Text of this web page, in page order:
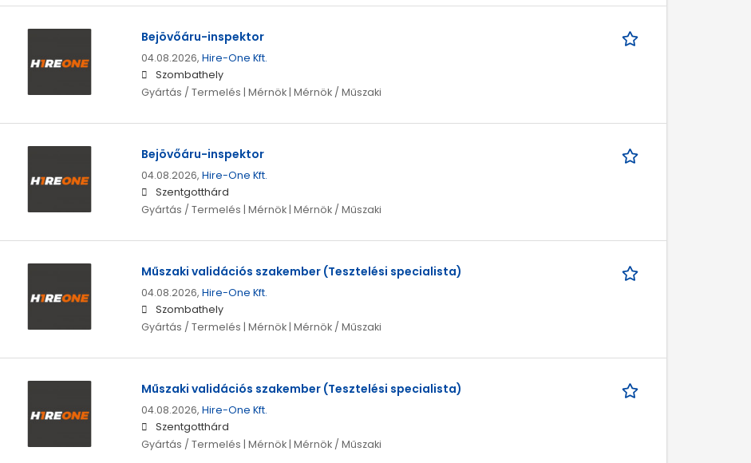
Bejövőáru-inspektor
04.08.2026, Hire-One Kft.
Szombathely
Gyártás / Termelés | Mérnök | Mérnök / Műszaki
Bejövőáru-inspektor
04.08.2026, Hire-One Kft.
Szentgotthárd
Gyártás / Termelés | Mérnök | Mérnök / Műszaki
Műszaki validációs szakember (Tesztelési specialista)
04.08.2026, Hire-One Kft.
Szombathely
Gyártás / Termelés | Mérnök | Mérnök / Műszaki
Műszaki validációs szakember (Tesztelési specialista)
04.08.2026, Hire-One Kft.
Szentgotthárd
Gyártás / Termelés | Mérnök | Mérnök / Műszaki